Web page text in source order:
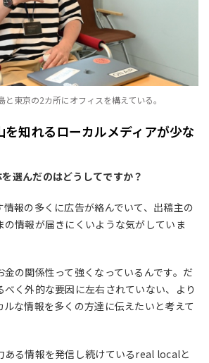
東京の2カ所にオフィスを構えている。
知れるローカルメディアが少な
選んだのはどうしてですか？
報の多くに広告が絡んでいて、出稿主の
の情報が届きにくいような気がしていま
の関係性って強くなっているんです。だ
く外的な要因に左右されていない、より
ルな情報を多くの方達に伝えたいと考えて
ある情報を発信し続けているreal localと